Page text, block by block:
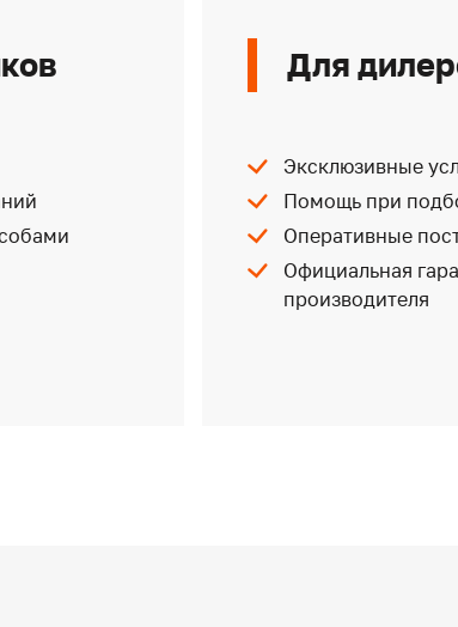
Для
Эксклюзивные
Помощь при
Оперативные
Официальная
производителя